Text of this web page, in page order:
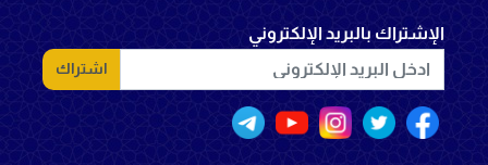
الإشتراك بالبريد الإلكتروني
اشتراك